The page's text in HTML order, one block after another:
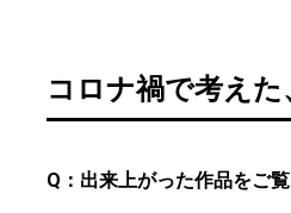
コロナ禍で考え
Q：出来上がった作品をご